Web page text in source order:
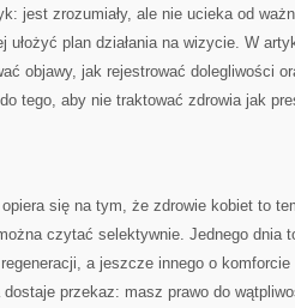
jest zrozumiały, ale nie ucieka od
plan działania na wizycie. W
objawy, jak rejestrować dolegliwości
tego, aby nie traktować zdrowia jak
się na tym, że zdrowie kobiet to
czytać selektywnie. Jednego dnia
a jeszcze innego o
przekaz: masz prawo do